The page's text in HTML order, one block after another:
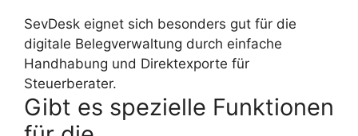
SevDesk eignet sich besonders gut für die
digitale Belegverwaltung durch einfache
Handhabung und Direktexporte für
Steuerberater.
Gibt es spezielle Funktionen